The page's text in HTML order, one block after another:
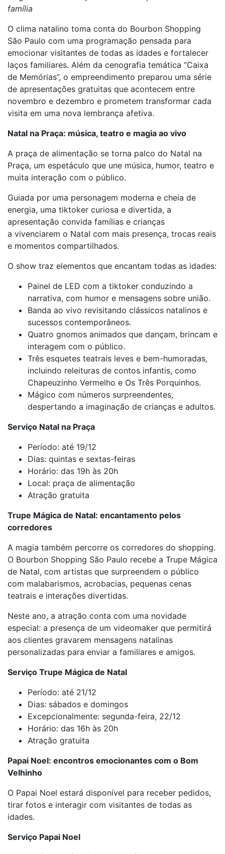
família
O clima natalino toma conta do Bourbon Shopping
São Paulo com uma programação pensada para
emocionar visitantes de todas as idades e fortalecer
laços familiares. Além da cenografia temática “Caixa
de Memórias”, o empreendimento preparou uma série
de apresentações gratuitas que acontecem entre
novembro e dezembro e prometem transformar cada
visita em uma nova lembrança afetiva.
Natal na Praça: música, teatro e magia ao vivo
A praça de alimentação se torna palco do Natal na
Praça, um espetáculo que une música, humor, teatro e
muita interação com o público.
Guiada por uma personagem moderna e cheia de
energia, uma tiktoker curiosa e divertida, a
apresentação convida famílias e crianças
a vivenciarem o Natal com mais presença, trocas reais
e momentos compartilhados.
O show traz elementos que encantam todas as idades:
Painel de LED com a tiktoker conduzindo a
narrativa, com humor e mensagens sobre união.
Banda ao vivo revisitando clássicos natalinos e
sucessos contemporâneos.
Quatro gnomos animados que dançam, brincam e
interagem com o público.
Três esquetes teatrais leves e bem-humoradas,
incluindo releituras de contos infantis, como
Chapeuzinho Vermelho e Os Três Porquinhos.
Mágico com números surpreendentes,
despertando a imaginação de crianças e adultos.
Serviço Natal na Praça
Período: até 19/12
Dias: quintas e sextas-feiras
Horário: das 19h às 20h
Local: praça de alimentação
Atração gratuita
Trupe Mágica de Natal: encantamento pelos
corredores
A magia também percorre os corredores do shopping.
O Bourbon Shopping São Paulo recebe a Trupe Mágica
de Natal, com artistas que surpreendem o público
com malabarismos, acrobacias, pequenas cenas
teatrais e interações divertidas.
Neste ano, a atração conta com uma novidade
especial: a presença de um videomaker que permitirá
aos clientes gravarem mensagens natalinas
personalizadas para enviar a familiares e amigos.
Serviço Trupe Mágica de Natal
Período: até 21/12
Dias: sábados e domingos
Excepcionalmente: segunda-feira, 22/12
Horário: das 16h às 20h
Atração gratuita
Papai Noel: encontros emocionantes com o Bom
Velhinho
O Papai Noel estará disponível para receber pedidos,
tirar fotos e interagir com visitantes de todas as
idades.
Serviço Papai Noel